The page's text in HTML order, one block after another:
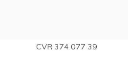
CVR 374 077 39